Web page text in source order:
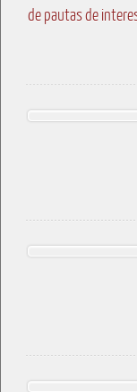
de pautas de